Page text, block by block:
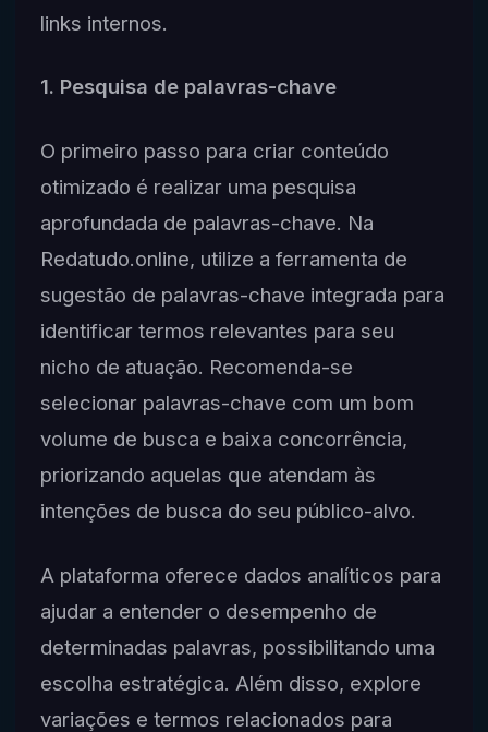
links internos.
1. Pesquisa de palavras-chave
O primeiro passo para criar conteúdo
otimizado é realizar uma pesquisa
aprofundada de palavras-chave. Na
Redatudo.online, utilize a ferramenta de
sugestão de palavras-chave integrada para
identificar termos relevantes para seu
nicho de atuação. Recomenda-se
selecionar palavras-chave com um bom
volume de busca e baixa concorrência,
priorizando aquelas que atendam às
intenções de busca do seu público-alvo.
A plataforma oferece dados analíticos para
ajudar a entender o desempenho de
determinadas palavras, possibilitando uma
escolha estratégica. Além disso, explore
variações e termos relacionados para